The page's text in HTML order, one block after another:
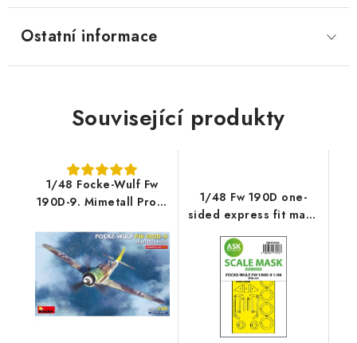
Ostatní informace
Související produkty
1/48 Focke-Wulf Fw
190D-9. Mimetall Prod.
1/48 Fw 190D one-
sided express fit mask
for MINIART